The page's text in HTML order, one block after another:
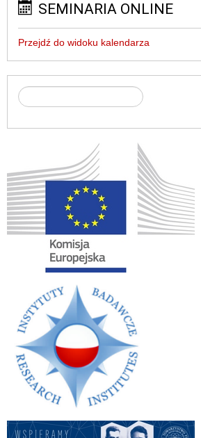
SEMINARIA ONLINE
Przejdź do widoku kalendarza